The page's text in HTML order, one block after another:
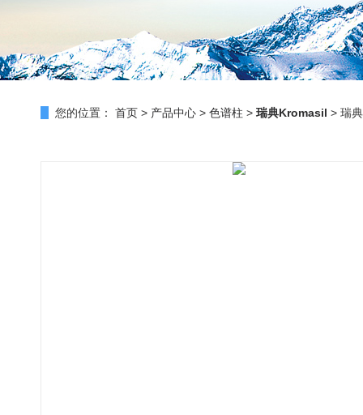
您的位置： 首页 > 产品中心 > 色谱柱 > 瑞典Kromasil > 瑞